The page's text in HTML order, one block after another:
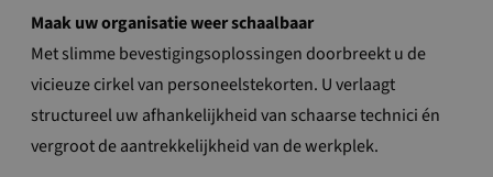
Maak uw organisatie weer schaalbaar
Met slimme bevestigingsoplossingen doorbreekt u de
vicieuze cirkel van personeelstekorten. U verlaagt
structureel uw afhankelijkheid van schaarse technici én
vergroot de aantrekkelijkheid van de werkplek.